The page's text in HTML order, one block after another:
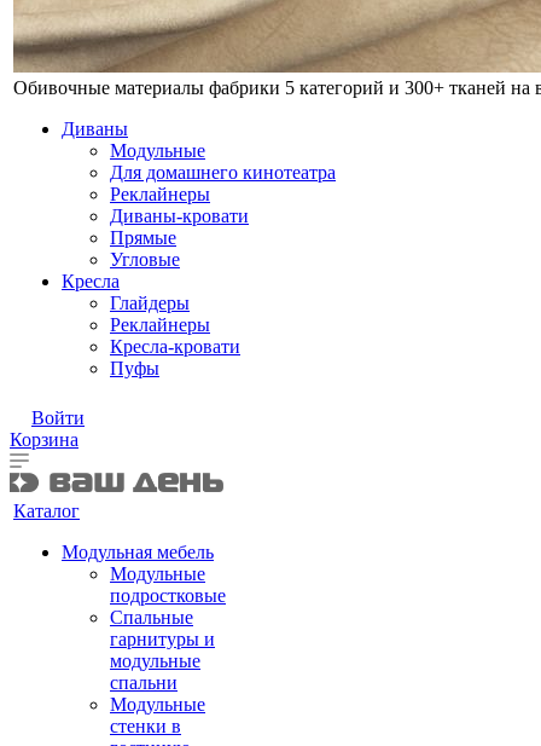
Обивочные материалы фабрики 5 категорий и 300+ тканей на
Диваны
Модульные
Для домашнего кинотеатра
Реклайнеры
Диваны-кровати
Прямые
Угловые
Кресла
Глайдеры
Реклайнеры
Кресла-кровати
Пуфы
Войти
Корзина
Каталог
Модульная мебель
Модульные
подростковые
Спальные
гарнитуры и
модульные
спальни
Модульные
стенки в